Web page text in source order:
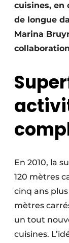
cuisines, en
de longue
Marina
En 2010, la
120 mètres
cinq ans
mètres
un tout
cuisines.